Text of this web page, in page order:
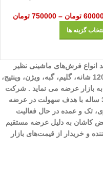
تومان –
750000 تومان
گزینه ها
انواع فرش‌های ماشینی نظیر
طرح 700 شانه، 700 شانه، 1000 شانه، 1200 شانه، گلیم، گبه، ویژن، وینتیج،
به بازار عرضه می نماید . شرکت
مهرآوران فیض کاشان با سابقه درخشان 30 ساله با هدف سهولت در عرضه
تک و عمده در حال فعالیت
کاشان به دلیل عرضه مستقیم
و خریدار از قیمت‌های بازار